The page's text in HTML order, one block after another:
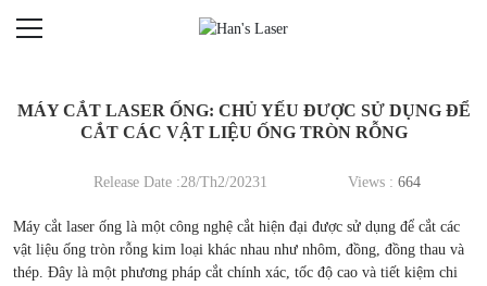
MÁY CẮT LASER ỐNG: CHỦ YẾU ĐƯỢC SỬ DỤNG ĐỂ
CẮT CÁC VẬT LIỆU ỐNG TRÒN RỖNG
Release Date :28/Th2/20231 Views : 664
Máy cắt laser ống là một công nghệ cắt hiện đại được sử dụng để cắt các
vật liệu ống tròn rỗng kim loại khác nhau như nhôm, đồng, đồng thau và
thép. Đây là một phương pháp cắt chính xác, tốc độ cao và tiết kiệm chi